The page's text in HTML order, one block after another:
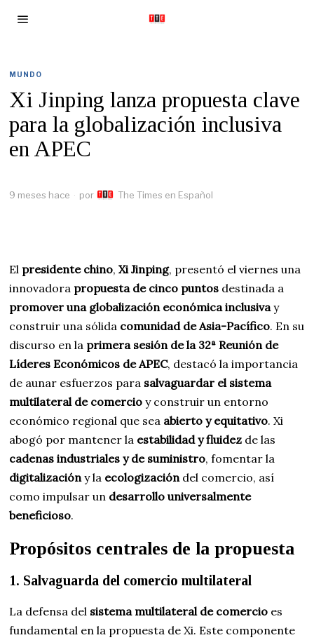
MUNDO
Xi Jinping lanza propuesta clave
para la globalización inclusiva
en APEC
9 meses hace por The Times en Español
El presidente chino,Xi Jinping, presentó el viernes una
innovadora propuesta de cinco puntos destinada a
promover una globalización económica inclusivay
construir una sólida comunidad de Asia-Pacífico. En su
discurso en la primera sesión de la 32ª Reunión de
Líderes Económicos de APEC, destacó la importancia
de aunar esfuerzos para salvaguardar el sistema
multilateral de comercio y construir un entorno
económico regional que sea abierto y equitativo. Xi
abogó por mantener la estabilidad y fluidez de las
cadenas industriales y de suministro, fomentar la
digitalizacióny la ecologizacióndel comercio, así
como impulsar un desarrollo universalmente
beneficioso.
Propósitos centrales de la propuesta
1. Salvaguarda del comercio multilateral
La defensa del sistema multilateral de comercio es
fundamental en la propuesta de Xi. Este componente